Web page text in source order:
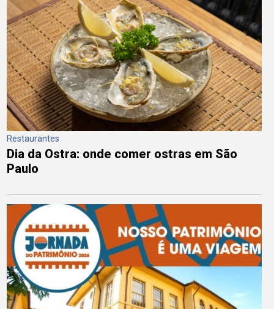
Restaurantes
Dia da Ostra: onde comer ostras em São
Paulo